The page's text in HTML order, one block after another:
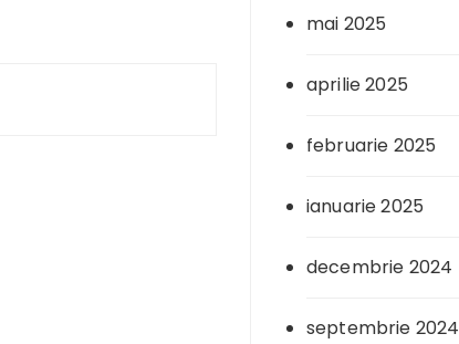
mai 2025
aprilie 2025
februarie 2025
ianuarie 2025
decembrie 2024
septembrie 2024